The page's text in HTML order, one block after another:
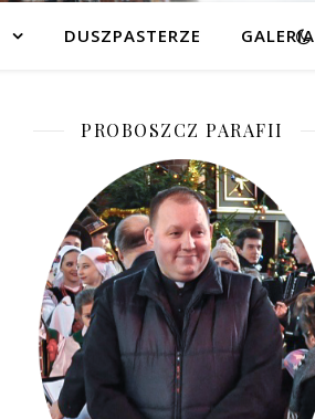
DUSZPASTERZE GALERIA
PROBOSZCZ PARAFII